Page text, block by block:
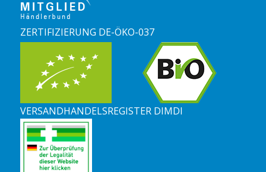
ZERTIFIZIERUNG DE-ÖKO-037
VERSANDHANDELSREGISTER DIMDI